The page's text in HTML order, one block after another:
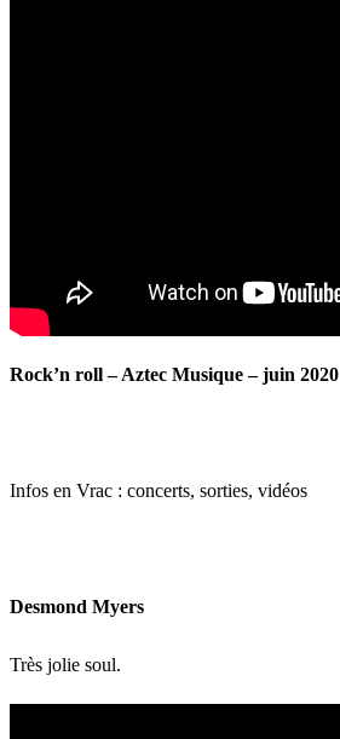
Rock’n roll – Aztec Musique – juin 2020
Infos en Vrac : concerts, sorties, vidéos
Desmond Myers
Très jolie soul.